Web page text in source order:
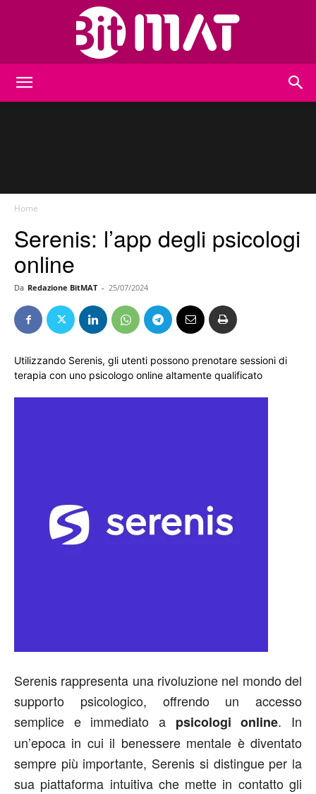
Home
Serenis: l’app degli psicologi
online
Da Redazione BitMAT - 25/07/2024
Utilizzando Serenis, gli utenti possono prenotare sessioni di
terapia con uno psicologo online altamente qualificato
Serenis rappresenta una rivoluzione nel mondo del
supporto psicologico, offrendo un accesso
semplice e immediato a psicologi online. In
un’epoca in cui il benessere mentale è diventato
sempre più importante, Serenis si distingue per la
sua piattaforma intuitiva che mette in contatto gli